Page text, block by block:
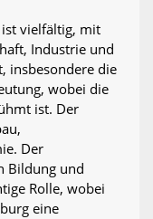
ist vielfältig, mit
Industrie und
insbesondere die
wobei die
ist. Der
Der
Bildung und
Rolle, wobei
eine